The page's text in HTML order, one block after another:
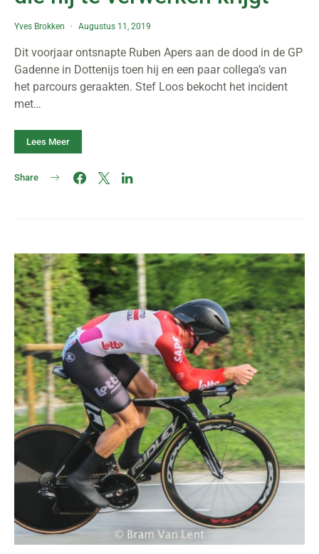
Yves Brokken Augustus 11, 2019
Dit voorjaar ontsnapte Ruben Apers aan de dood in de GP
Gadenne in Dottenijs toen hij en een paar collega’s van
het parcours geraakten. Stef Loos bekocht het incident
met…
Lees Meer
Share